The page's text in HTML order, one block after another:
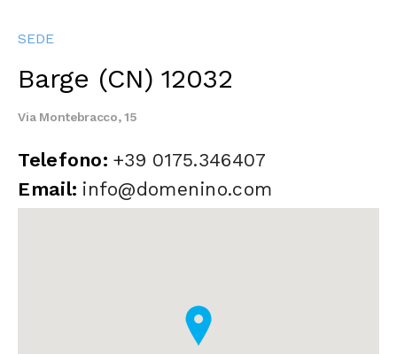
SEDE
Barge (CN) 12032
Via Montebracco, 15
Telefono: +39 0175.346407
Email: info@domenino.com